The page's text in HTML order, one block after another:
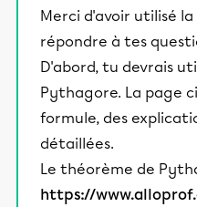
Merci d'avoir utilisé
répondre à tes
D'abord, tu devrais
Pythagore. La page
formule, des
détaillées.
Le théorème de
https://